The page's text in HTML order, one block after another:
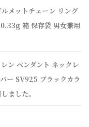
メットチェーン リング
箱 保存袋 男女兼用
ン ペンダント ネックレ
ー SV925 ブラックカラ
ました。